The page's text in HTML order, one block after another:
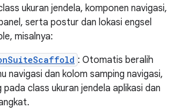
ukuran jendela, komponen navigasi,
serta postur dan lokasi engsel
misalnya:
: Otomatis beralih
navigasi dan kolom samping navigasi,
pada class ukuran jendela aplikasi dan